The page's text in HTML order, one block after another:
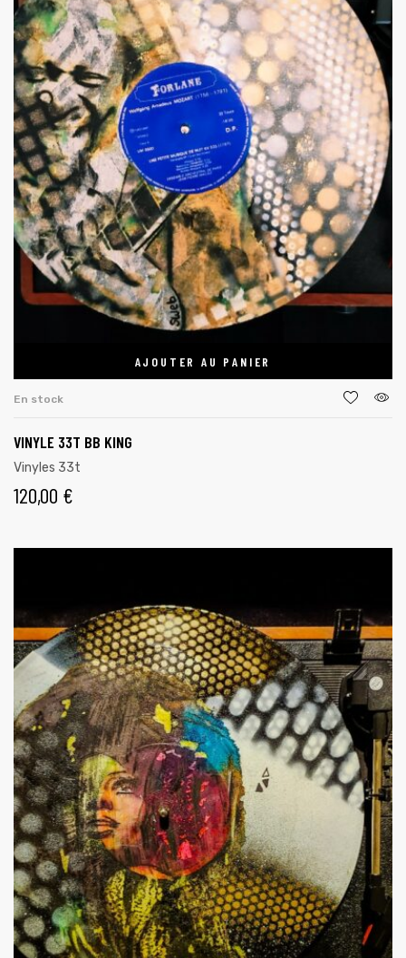
AJOUTER AU PANIER
En stock
VINYLE 33T BB KING
Vinyles 33t
120,00 €